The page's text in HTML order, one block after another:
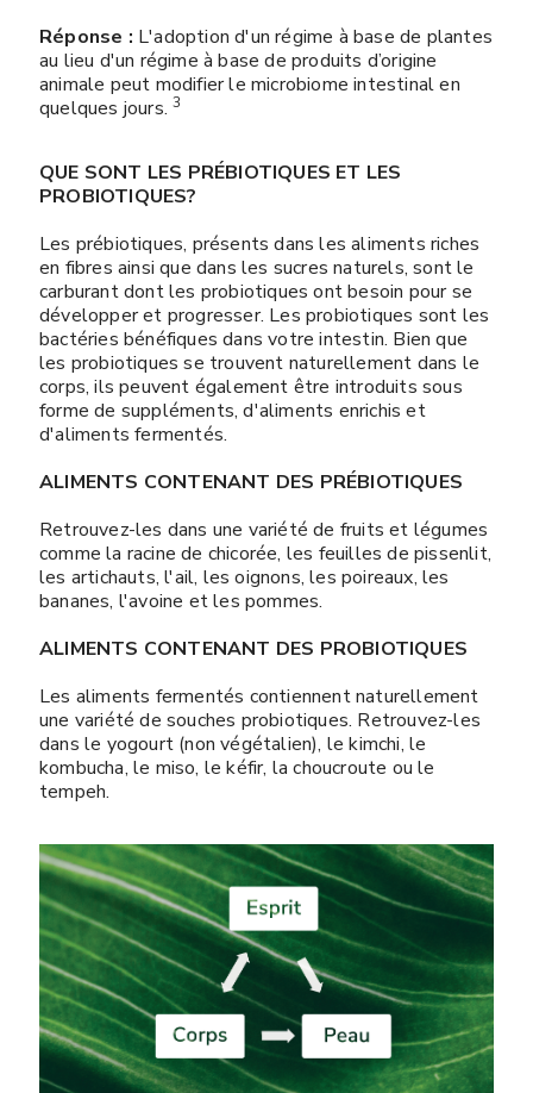
Réponse : L'adoption d'un régime à base de plantes
au lieu d'un régime à base de produits d’origine
animale peut modifier le microbiome intestinal en
quelques jours. ​​​​​3
QUE SONT LES PRÉBIOTIQUES ET LES
PROBIOTIQUES?
Les prébiotiques, présents dans les aliments riches
en fibres ainsi que dans les sucres naturels, sont le
carburant dont les probiotiques ont besoin pour se
développer et progresser. Les probiotiques sont les
bactéries bénéfiques dans votre intestin. Bien que
les probiotiques se trouvent naturellement dans le
corps, ils peuvent également être introduits sous
forme de suppléments, d'aliments enrichis et
d'aliments fermentés.
ALIMENTS CONTENANT DES PRÉBIOTIQUES
Retrouvez-les dans une variété de fruits et légumes
comme la racine de chicorée, les feuilles de pissenlit,
les artichauts, l'ail, les oignons, les poireaux, les
bananes, l'avoine et les pommes.
ALIMENTS CONTENANT DES PROBIOTIQUES
Les aliments fermentés contiennent naturellement
une variété de souches probiotiques. Retrouvez-les
dans le yogourt (non végétalien), le kimchi, le
kombucha, le miso, le kéfir, la choucroute ou le
tempeh.